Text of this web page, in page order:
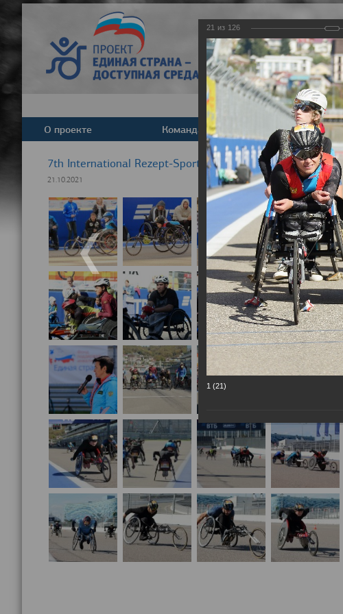
О проекте Команда Новости
7th International Rezept-Sport Wheelchair Half Marathon
21.10.2021
21 из 126
1 (21)